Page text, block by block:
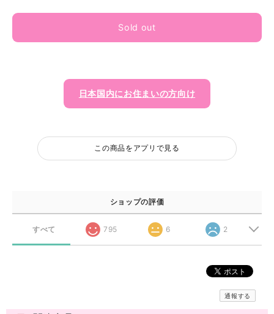
Sold out
日本国内にお住まいの方向け
この商品をアプリで見る
ショップの評価
すべて 795 6 2
通報する